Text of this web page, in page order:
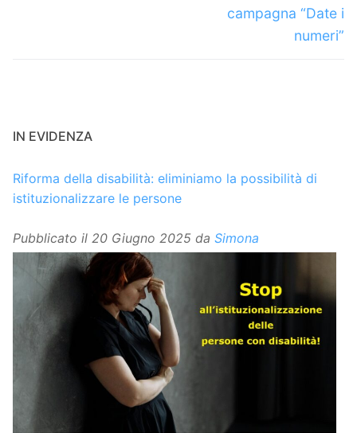
campagna “Date i
numeri”
IN EVIDENZA
Riforma della disabilità: eliminiamo la possibilità di
istituzionalizzare le persone
Pubblicato il 20 Giugno 2025 da Simona